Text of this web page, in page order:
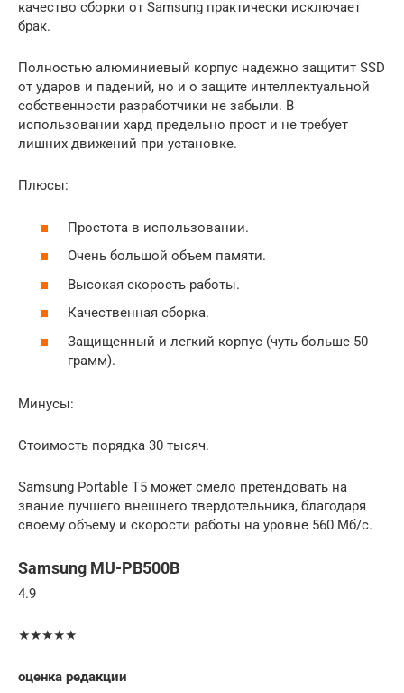
качество сборки от Samsung практически исключает
брак.
Полностью алюминиевый корпус надежно защитит SSD
от ударов и падений, но и о защите интеллектуальной
собственности разработчики не забыли. В
использовании хард предельно прост и не требует
лишних движений при установке.
Плюсы:
Простота в использовании.
Очень большой объем памяти.
Высокая скорость работы.
Качественная сборка.
Защищенный и легкий корпус (чуть больше 50
грамм).
Минусы:
Стоимость порядка 30 тысяч.
Samsung Portable T5 может смело претендовать на
звание лучшего внешнего твердотельника, благодаря
своему объему и скорости работы на уровне 560 Мб/с.
Samsung MU-PB500B
4.9
★★★★★
оценка редакции